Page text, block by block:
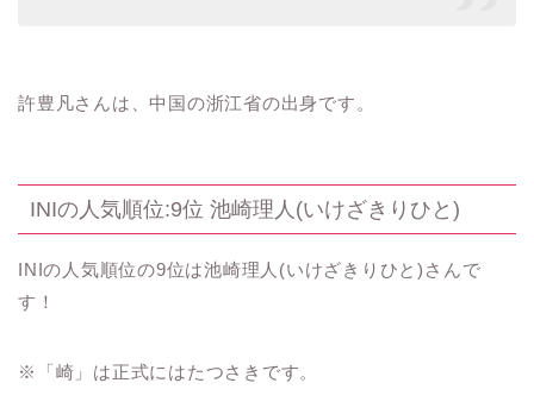
許豊凡さんは、中国の浙江省の出身です。
INIの人気順位:9位 池崎理人(いけざきりひと)
INIの人気順位の9位は池崎理人(いけざきりひと)さんで
す！
※「崎」は正式にはたつさきです。